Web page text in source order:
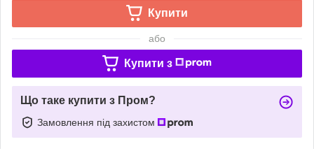
Купити
або
Купити з
Що таке купити з Пром?
Замовлення під захистом